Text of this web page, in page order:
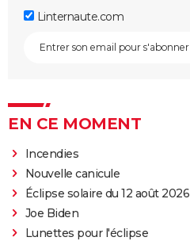
Linternaute.com
EN CE MOMENT
Incendies
Nouvelle canicule
Éclipse solaire du 12 août 2026
Joe Biden
Lunettes pour l'éclipse